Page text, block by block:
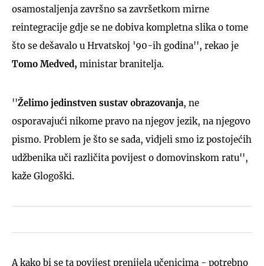
osamostaljenja završno sa završetkom mirne
reintegracije gdje se ne dobiva kompletna slika o tome
što se dešavalo u Hrvatskoj '90-ih godina'', rekao je
Tomo Medved, ministar branitelja.
''Želimo jedinstven sustav obrazovanja, ne
osporavajući nikome pravo na njegov jezik, na njegovo
pismo. Problem je što se sada, vidjeli smo iz postojećih
udžbenika uči različita povijest o domovinskom ratu'',
kaže Glogoški.
A kako bi se ta povijest prenijela učenicima - potrebno